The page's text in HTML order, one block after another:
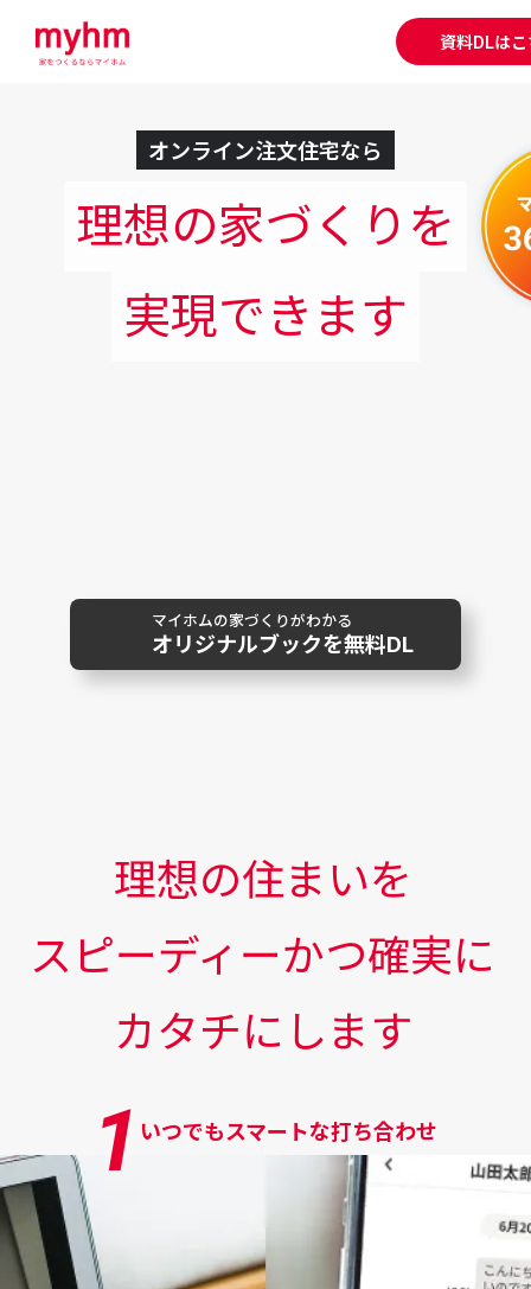
資料DLは
オンライン注文住宅なら
理想の家づくりを
実現できます
マイホムの家づくりがわかる
オリジナルブックを無料DL
理想の住まいを
スピーディーかつ確実に
カタチにします
1 いつでもスマートな打ち合わせ